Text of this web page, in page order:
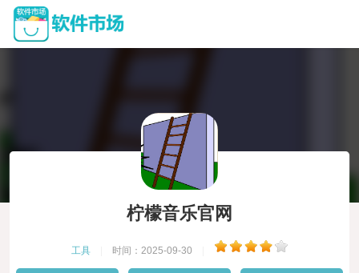
柠檬音乐官网
工具 时间：2025-09-30